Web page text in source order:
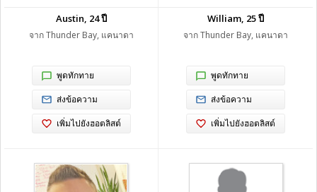
Austin, 24 ปี
จาก Thunder Bay, แคนาดา
พูดทักทาย
ส่งข้อความ
เพิ่มไปยังฮอตลิสต์
William, 25 ปี
จาก Thunder Bay, แคนาดา
พูดทักทาย
ส่งข้อความ
เพิ่มไปยังฮอตลิสต์